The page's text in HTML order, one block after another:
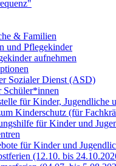
& Familien
und Pflegekinder
aufnehmen
Sozialer Dienst (ASD)
für Kinder, Jugendliche
Kinderschutz (für
für Kinder und
für Kinder und
(12.10. bis